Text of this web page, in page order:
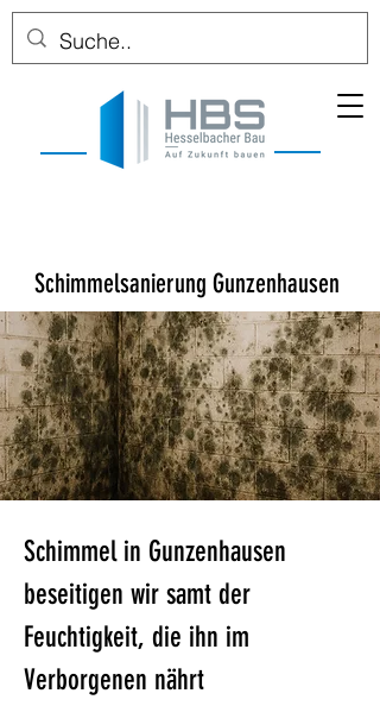
Schimmelsanierung Gunzenhausen
Schimmel in Gunzenhausen
beseitigen wir samt der
Feuchtigkeit, die ihn im
Verborgenen nährt